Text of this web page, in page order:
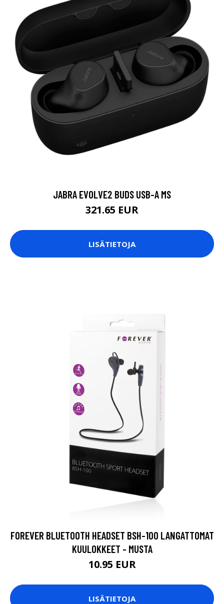
JABRA EVOLVE2 BUDS USB-A MS
321.65 EUR
LISÄTIETOJA
FOREVER BLUETOOTH HEADSET BSH-100 LANGATTOMAT
KUULOKKEET - MUSTA
10.95 EUR
LISÄTIETOJA